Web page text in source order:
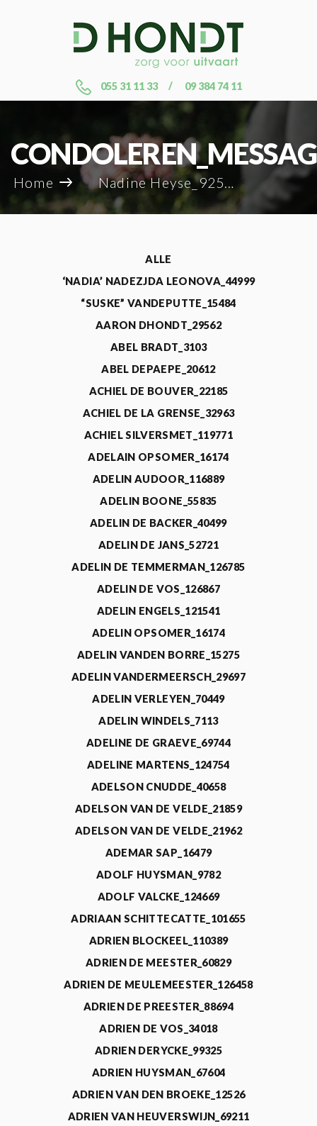
055 31 11 33 09 384 74 11
Home Nadine Heyse_92551
ALLE
‘NADIA’ NADEZJDA LEONOVA_44999
“SUSKE” VANDEPUTTE_15484
AARON DHONDT_29562
ABEL BRADT_3103
ABEL DEPAEPE_20612
ACHIEL DE BOUVER_22185
ACHIEL DE LA GRENSE_32963
ACHIEL SILVERSMET_119771
ADELAIN OPSOMER_16174
ADELIN AUDOOR_116889
ADELIN BOONE_55835
ADELIN DE BACKER_40499
ADELIN DE JANS_52721
ADELIN DE TEMMERMAN_126785
ADELIN DE VOS_126867
ADELIN ENGELS_121541
ADELIN OPSOMER_16174
ADELIN VANDEN BORRE_15275
ADELIN VANDERMEERSCH_29697
ADELIN VERLEYEN_70449
ADELIN WINDELS_7113
ADELINE DE GRAEVE_69744
ADELINE MARTENS_124754
ADELSON CNUDDE_40658
ADELSON VAN DE VELDE_21859
ADELSON VAN DE VELDE_21962
ADEMAR SAP_16479
ADOLF HUYSMAN_9782
ADOLF VALCKE_124669
ADRIAAN SCHITTECATTE_101655
ADRIEN BLOCKEEL_110389
ADRIEN DE MEESTER_60829
ADRIEN DE MEULEMEESTER_126458
ADRIEN DE PREESTER_88694
ADRIEN DE VOS_34018
ADRIEN DERYCKE_99325
ADRIEN HUYSMAN_67604
ADRIEN VAN DEN BROEKE_12526
ADRIEN VAN HEUVERSWIJN_69211